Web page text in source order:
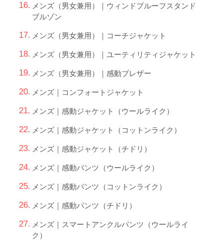
メンズ（男女兼用）｜ウィンドプルーフスタンド
ブルゾン
メンズ（男女兼用）｜コーチジャケット
メンズ（男女兼用）｜ユーティリティジャケット
メンズ（男女兼用）｜感動ブレザー
メンズ｜コンフォートジャケット
メンズ｜感動ジャケット（ウールライク）
メンズ｜感動ジャケット（コットンライク）
メンズ｜感動ジャケット（チドリ）
メンズ｜感動パンツ（ウールライク）
メンズ｜感動パンツ（コットンライク）
メンズ｜感動パンツ（チドリ）
メンズ｜スマートアンクルパンツ（ウールライ
ク）